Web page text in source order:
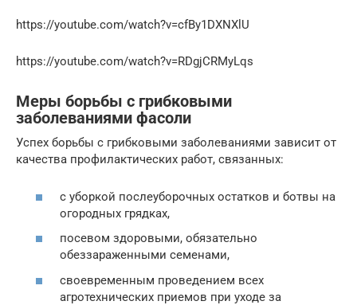
https://youtube.com/watch?v=cfBy1DXNXlU
https://youtube.com/watch?v=RDgjCRMyLqs
Меры борьбы с грибковыми
заболеваниями фасоли
Успех борьбы с грибковыми заболеваниями зависит от
качества профилактических работ, связанных:
с уборкой послеуборочных остатков и ботвы на
огородных грядках,
посевом здоровыми, обязательно
обеззараженными семенами,
своевременным проведением всех
агротехнических приемов при уходе за